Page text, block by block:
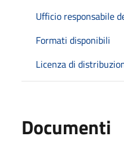
Ufficio responsabile
Formati disponibili
Licenza di
Documenti